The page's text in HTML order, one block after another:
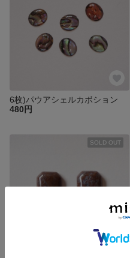
6枚)パウアシェルカボション
480円
SOLD OUT